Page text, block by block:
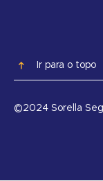
Ir para o topo
©2024 Sorella